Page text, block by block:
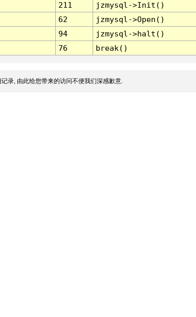
211
jzmysql->Init()
62
jzmysql->Open()
94
jzmysql->halt()
76 break()
录, 由此给您带来的访问不便我们深感歉意.